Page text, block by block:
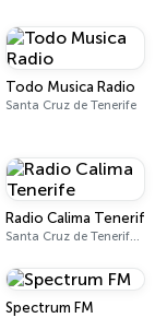
Todo Musica Radio
Santa Cruz de Tenerife
Tenerife
Radio Calima Tenerife
Santa Cruz de Tenerife 101.2 FM
Spectrum FM